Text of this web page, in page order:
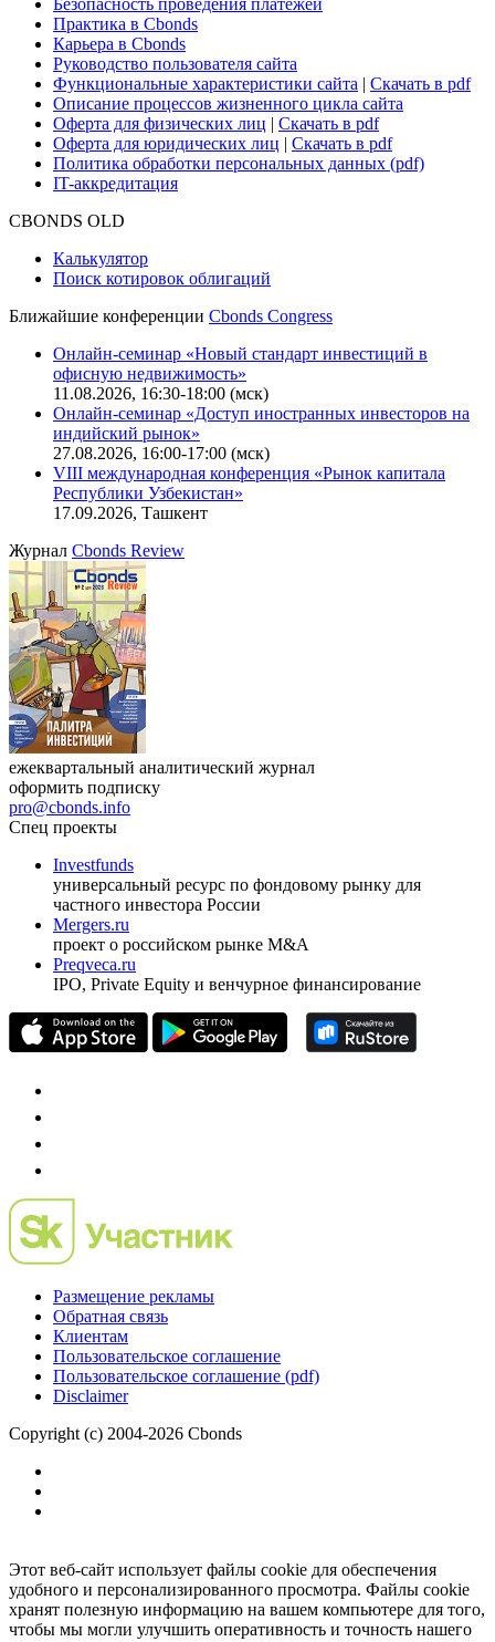
Безопасность проведения платежей
Практика в Cbonds
Карьера в Cbonds
Руководство пользователя сайта
Функциональные характеристики сайта | Скачать в pdf
Описание процессов жизненного цикла сайта
Оферта для физических лиц | Скачать в pdf
Оферта для юридических лиц | Скачать в pdf
Политика обработки персональных данных (pdf)
IT-аккредитация
CBONDS OLD
Калькулятор
Поиск котировок облигаций
Ближайшие конференции Cbonds Congress
Онлайн-семинар «Новый стандарт инвестиций в
офисную недвижимость»
11.08.2026, 16:30-18:00 (мск)
Онлайн-семинар «Доступ иностранных инвесторов на
индийский рынок»
27.08.2026, 16:00-17:00 (мск)
VIII международная конференция «Рынок капитала
Республики Узбекистан»
17.09.2026, Ташкент
Журнал Cbonds Review
ежеквартальный аналитический журнал
оформить подписку
pro@cbonds.info
Спец проекты
Investfunds
универсальный ресурс по фондовому рынку для
частного инвестора России
Mergers.ru
проект о российском рынке M&A
Preqveca.ru
IPO, Private Equity и венчурное финансирование
Размещение рекламы
Обратная связь
Клиентам
Пользовательское соглашение
Пользовательское соглашение (pdf)
Disclaimer
Copyright (c) 2004-2026 Cbonds
Этот веб-сайт использует файлы cookie для обеспечения
удобного и персонализированного просмотра. Файлы cookie
хранят полезную информацию на вашем компьютере для того,
чтобы мы могли улучшить оперативность и точность нашего